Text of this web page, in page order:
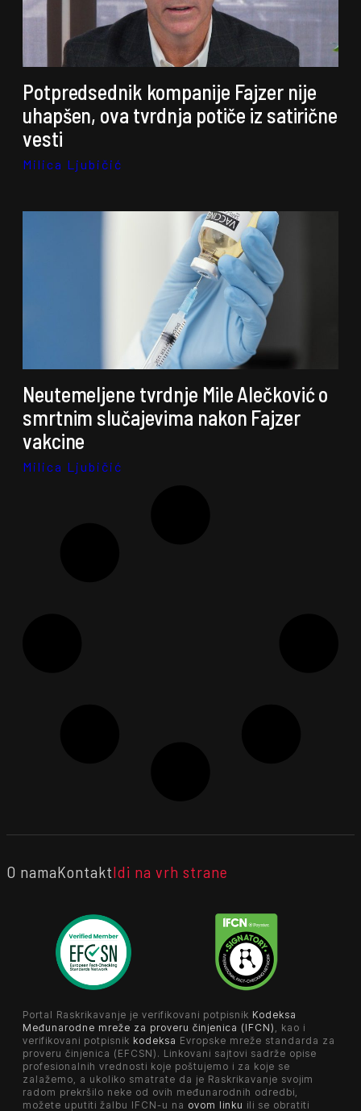
Potpredsednik kompanije Fajzer nije
uhapšen, ova tvrdnja potiče iz satirične
vesti
Milica Ljubičić
Neutemeljene tvrdnje Mile Alečković o
smrtnim slučajevima nakon Fajzer
vakcine
Milica Ljubičić
O namaKontaktIdi na vrh strane
Portal Raskrikavanje je verifikovani potpisnik Kodeksa
Međunarodne mreže za proveru činjenica (IFCN) , kao i
verifikovani potpisnik kodeksa Evropske mreže standarda za
proveru činjenica (EFCSN). Linkovani sajtovi sadrže opise
profesionalnih vrednosti koje poštujemo i za koje se
zalažemo, a ukoliko smatrate da je Raskrikavanje svojim
radom prekršilo neke od ovih međunarodnih odredbi,
možete uputiti žalbu IFCN-u na ovom linku ili se obratiti